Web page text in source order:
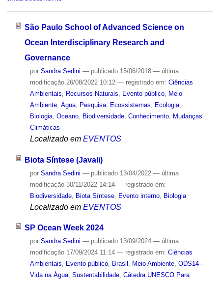
São Paulo School of Advanced Science on
Ocean Interdisciplinary Research and
Governance
por Sandra Sedini — publicado15/06/2018 — última
modificação26/08/2022 10:12 — registrado em: Ciências
Ambientais
Recursos Naturais Evento público,
Meio
Ambiente, Água, Pesquisa, Ecossistemas Ecologia,
Biologia, Oceano, Biodiversidade, Conhecimento,
Mudanças
Climáticas
Localizado em EVENTOS
Biota Síntese (Javali)
por Sandra Sedini — publicado13/04/2022 — última
modificação30/11/2022 14:14 — registrado em:
Biodiversidade, Biota Síntese, Evento interno, Biologia
Localizado em EVENTOS
SP Ocean Week 2024
por Sandra Sedini — publicado13/09/2024 — última
modificação17/09/2024 11:14 — registrado em: Ciências
Ambientais, Evento público, Brasil , Meio Ambiente, ODS14 -
Vida na Água, Sustentabilidade, Cátedra UNESCO Para